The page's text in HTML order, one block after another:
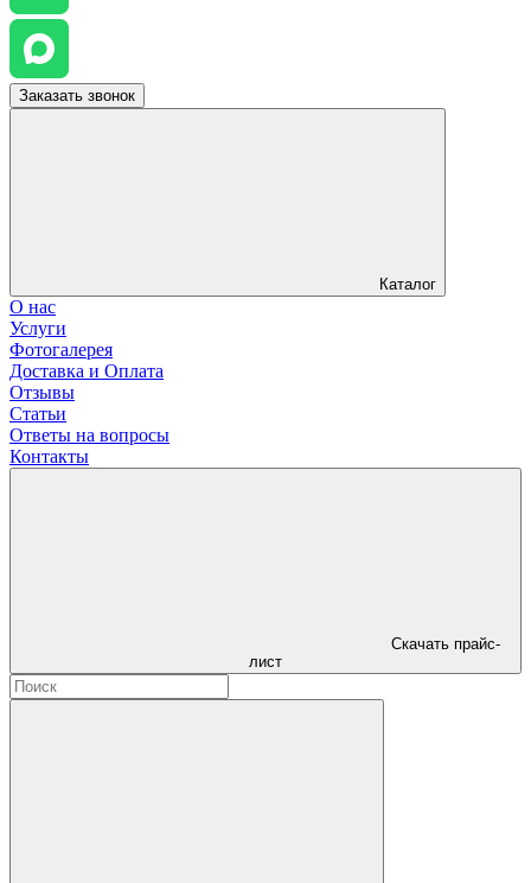
Заказать звонок
Каталог
О нас
Услуги
Фотогалерея
Доставка и Оплата
Отзывы
Статьи
Ответы на вопросы
Контакты
Скачать прайс-
лист